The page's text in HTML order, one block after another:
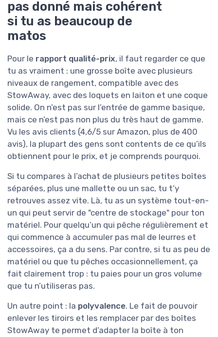
pas donné mais cohérent
si tu as beaucoup de
matos
Pour le rapport qualité-prix, il faut regarder ce que
tu as vraiment : une grosse boîte avec plusieurs
niveaux de rangement, compatible avec des
StowAway, avec des loquets en laiton et une coque
solide. On n’est pas sur l’entrée de gamme basique,
mais ce n’est pas non plus du très haut de gamme.
Vu les avis clients (4,6/5 sur Amazon, plus de 400
avis), la plupart des gens sont contents de ce qu’ils
obtiennent pour le prix, et je comprends pourquoi.
Si tu compares à l’achat de plusieurs petites boîtes
séparées, plus une mallette ou un sac, tu t’y
retrouves assez vite. Là, tu as un système tout-en-
un qui peut servir de "centre de stockage" pour ton
matériel. Pour quelqu’un qui pêche régulièrement et
qui commence à accumuler pas mal de leurres et
accessoires, ça a du sens. Par contre, si tu as peu de
matériel ou que tu pêches occasionnellement, ça
fait clairement trop : tu paies pour un gros volume
que tu n’utiliseras pas.
Un autre point : la polyvalence. Le fait de pouvoir
enlever les tiroirs et les remplacer par des boîtes
StowAway te permet d’adapter la boîte à ton